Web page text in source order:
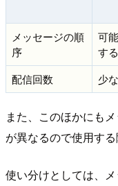
メッセージの順
序
可
する
配信回数
少
また、このほかにも
が異なるので使用する
使い分けとしては、